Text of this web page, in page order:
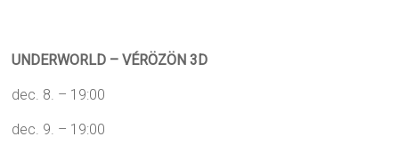
UNDERWORLD – VÉRÖZÖN 3D
dec. 8. – 19:00
dec. 9. – 19:00